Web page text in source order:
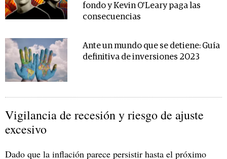
fondo y Kevin O'Leary paga las
consecuencias
Ante un mundo que se detiene: Guía
definitiva de inversiones 2023
Vigilancia de recesión y riesgo de ajuste
excesivo
Dado que la inflación parece persistir hasta el próximo